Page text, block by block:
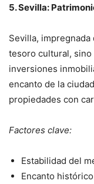
5. Sevilla:
Sevilla,
tesoro cultural, sino
inversiones
encanto de la
propiedades con
Factores clave:
Estabilidad del
Encanto